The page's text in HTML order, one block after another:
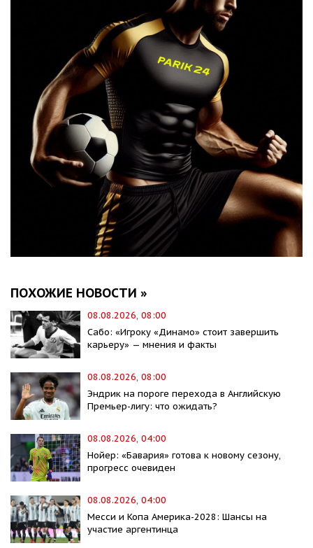
ПОХОЖИЕ НОВОСТИ »
08.08.2026, 08:00
Сабо: «Игроку «Динамо» стоит завершить
карьеру» — мнения и факты
08.08.2026, 08:00
Эндрик на пороге перехода в Английскую
Премьер-лигу: что ожидать?
08.08.2026, 04:00
Нойер: «Бавария» готова к новому сезону,
прогресс очевиден
08.08.2026, 04:00
Месси и Копа Америка-2028: Шансы на
участие аргентинца